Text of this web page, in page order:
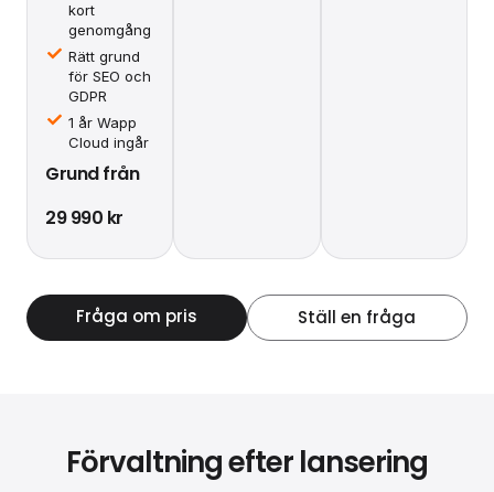
kort
genomgång
Rätt grund
för SEO och
GDPR
1 år Wapp
Cloud ingår
Grund från
29 990 kr
Fråga om pris Ställ en fråga
Förvaltning efter lansering